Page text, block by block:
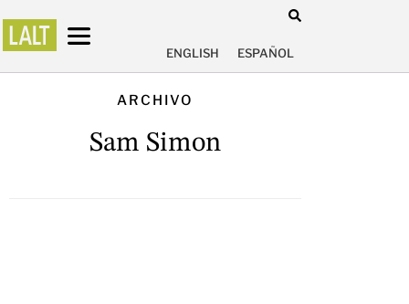
ENGLISH ESPAÑOL
ARCHIVO
Sam Simon